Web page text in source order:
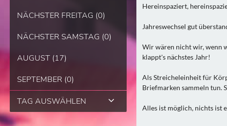
NÄCHSTER FREITAG (0)
NÄCHSTER SAMSTAG (0)
AUGUST (17)
SEPTEMBER (0)
TAG AUSWÄHLEN
Hereinspaziert,
Jahreswechsel gut
Wir wären nicht wir, wenn
klappt's nächstes Jahr!
Als Streicheleinheit für
Briefmarken sammeln tun.
Alles ist möglich, nichts ist